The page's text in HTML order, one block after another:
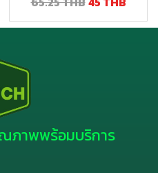
ภาพพร้อมบริการ